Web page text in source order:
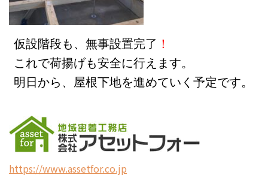
仮設階段も、無事設置完了 ！
これで荷揚げも安全に行えます。
明日から、屋根下地を進めていく予定です。
https://www.assetfor.co.jp